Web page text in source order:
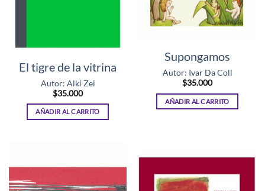
El tigre de la vitrina
Autor: Alki Zei
$35.000
AÑADIR AL CARRITO
Supongamos
Autor: Ivar Da Coll
$35.000
AÑADIR AL CARRITO